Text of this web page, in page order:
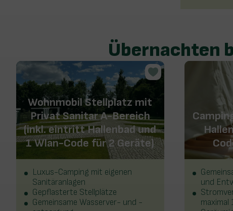
Übernachten
Wohnmobil Stellplatz mit
Privat Sanitar A-Bereich
(inkl. eintritt Hallenbad und
1 Wlan-Code für 2 Geräte)
Luxus-Camping mit eigenen
Sanitäranlagen
Gepflasterte Stellplätze
Gemeinsame Wasserver- und -
und
maximal